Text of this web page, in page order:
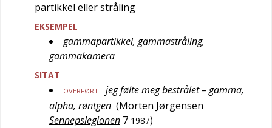
partikkel eller stråling
EKSEMPEL
gammapartikkel, gammastråling,
gammakamera
SITAT
OVERFØRT
jeg følte meg bestrålet – gamma,
alpha, røntgen (Morten Jørgensen
Sennepslegionen 7 1987)